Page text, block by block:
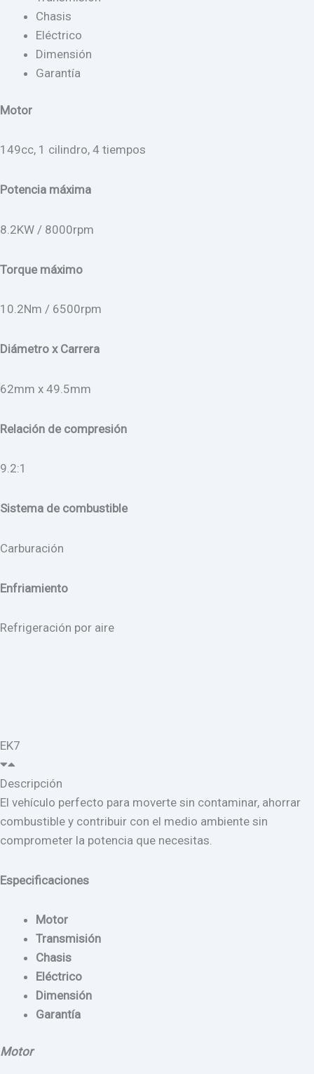
Chasis
Eléctrico
Dimensión
Garantía
Motor
149cc, 1 cilindro, 4 tiempos
Potencia máxima
8.2KW / 8000rpm
Torque máximo
10.2Nm / 6500rpm
Diámetro x Carrera
62mm x 49.5mm
Relación de compresión
9.2:1
Sistema de combustible
Carburación
Enfriamiento
Refrigeración por aire
EK7
Descripción
El vehículo perfecto para moverte sin contaminar, ahorrar
combustible y contribuir con el medio ambiente sin
comprometer la potencia que necesitas.
Especificaciones
Motor
Transmisión
Chasis
Eléctrico
Dimensión
Garantía
Motor